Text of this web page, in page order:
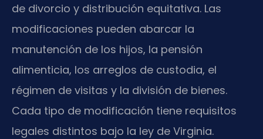
de divorcio y distribución equitativa. Las
modificaciones pueden abarcar la
manutención de los hijos, la pensión
alimenticia, los arreglos de custodia, el
régimen de visitas y la división de bienes.
Cada tipo de modificación tiene requisitos
legales distintos bajo la ley de Virginia.